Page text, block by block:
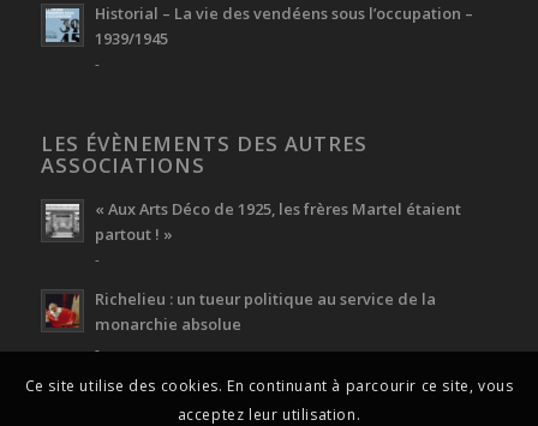
Historial – La vie des vendéens sous l’occupation –
1939/1945
-
LES ÉVÈNEMENTS DES AUTRES
ASSOCIATIONS
« Aux Arts Déco de 1925, les frères Martel étaient
partout ! »
-
Richelieu : un tueur politique au service de la
monarchie absolue
-
Ce site utilise des cookies. En continuant à parcourir ce site, vous
acceptez leur utilisation.